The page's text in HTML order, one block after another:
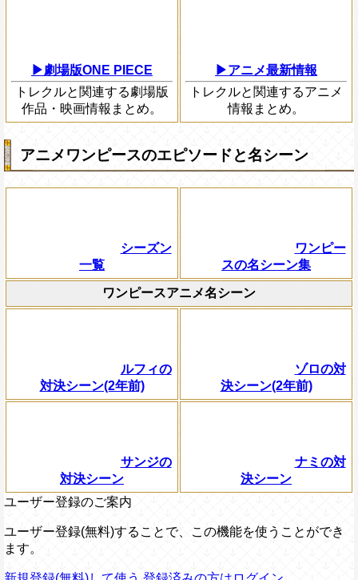
▶劇場版ONE PIECE
トレクルと関連する劇場版
作品・映画情報まとめ。
▶アニメ最新情報
トレクルと関連するアニメ
情報まとめ。
アニメワンピースのエピソードと名シーン
シーズン
一覧
ワンピー
スの名シーン集
ワンピースアニメ名シーン
ルフィの
対決シーン(2年前)
ゾロの対
決シーン(2年前)
サンジの
対決シーン
ナミの対
決シーン
ユーザー登録のご案内
ユーザー登録(無料)することで、この機能を使うことができ
ます。